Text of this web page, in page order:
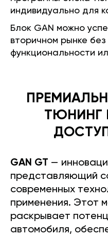
индивидуально для
Блок GAN можно
вторичном рынке
функциональности
ТЮНИНГ
GAN GT —
представляющий
современных
применения. Этот
раскрывает
автомобиля,